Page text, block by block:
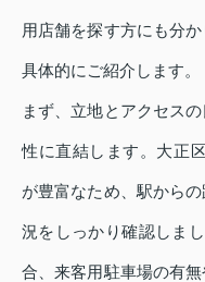
用店舗を探す方にも分
具体的にご紹介します。
まず、立地とアクセス
性に直結します。大正
が豊富なため、駅から
況をしっかり確認しま
合、来客用駐車場の有